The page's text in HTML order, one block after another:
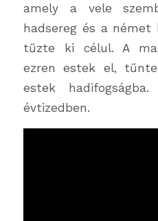
amely a vele
hadsereg és a német
tűzte ki célul. A
ezren estek el,
estek
évtizedben.